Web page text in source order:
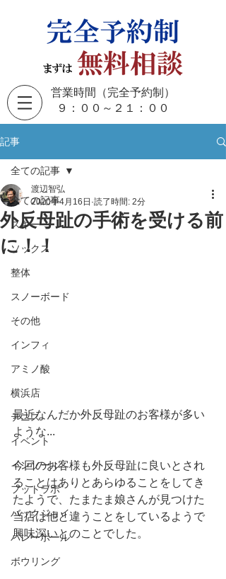
営業時間（完全予約制）
​９：００～２１：００
記事
全ての記事
スキー
ソックス
整体
スノーボード
その他
インフィ
アミノ酸
横浜店
テニス
イベント
インソール
フットラボ
バックジョイ
バレーボール
ボウリング
全ての記事
外反母趾の手術を受ける前
に！！
渡辺智弘
2020年4月16日 読了時間: 2分
最近なんだか外反母趾のお客様が多い
ような...
今回のお客様も外反母趾に良いとされ
ることはありとあらゆることをしてき
たようで、たまたま娘さんが見つけた
当店は他と違うことをしているようで
興味深いとのことでした。